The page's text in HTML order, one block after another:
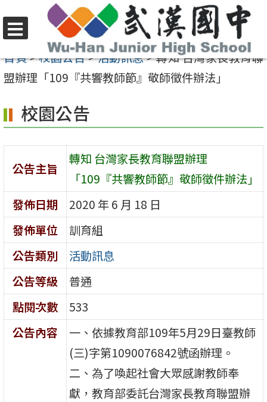
至
要
容
區
選
單
首頁>校園公告>活動訊息>轉知 台灣家長教育聯
盟辦理「109『共響教師節』敬師徵件辦法」
校園公告
公告主旨
轉知 台灣家長教育聯盟辦理
「109『共響教師節』敬師徵件辦法」
發佈日期
2020 年 6 月 18 日
發佈單位
訓育組
公告類別
活動訊息
公告等級
普通
點閱次數
533
公告內容
一、依據教育部109年5月29日臺教師
(三)字第1090076842號函辦理。
二、為了喚起社會大眾感謝教師奉
獻，教育部委託台灣家長教育聯盟辦